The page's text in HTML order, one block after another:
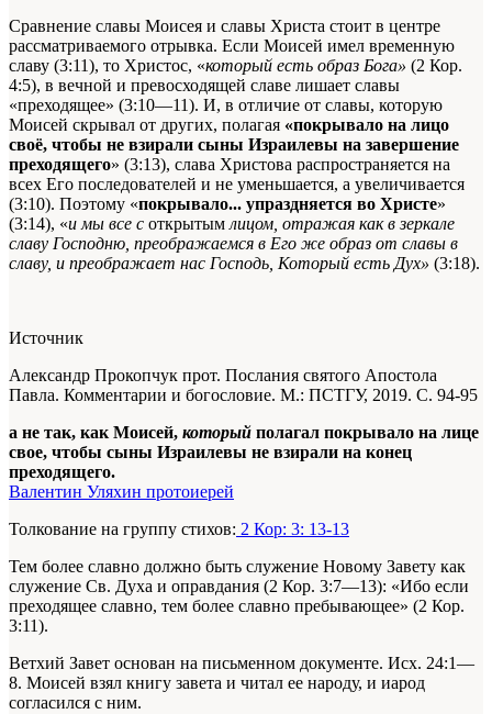
Сравнение славы Моисея и славы Христа стоит в центре
рассматриваемого отрывка. Если Моисей имел временную
славу (3:11), то Христос, «который есть образ Бога» (2 Кор.
4:5), в вечной и превосходящей славе лишает славы
«преходящее» (3:10—11). И, в отличие от славы, которую
Моисей скрывал от других, полагая «покрывало на лицо
своё, чтобы не взирали сыны Израилевы на завершение
преходящего» (3:13), слава Христова распространяется на
всех Его последователей и не уменьшается, а увеличивается
(3:10). Поэтому «покрывало... упраздняется во Христе»
(3:14), «и мы все с открытым лицом, отражая как в зеркале
славу Господню, преображаемся в Его же образ от славы в
славу, и преображает нас Господь, Который есть Дух» (3:18).
Источник
Александр Прокопчук прот. Послания святого Апостола
Павла. Комментарии и богословие. М.: ПСТГУ, 2019. С. 94-95
а не так, как Моисей, который полагал покрывало на лице
свое, чтобы сыны Израилевы не взирали на конец
преходящего.
Валентин Уляхин протоиерей
Толкование на группу стихов: 2 Кор: 3: 13-13
Тем более славно должно быть служение Новому Завету как
служение Св. Духа и оправдания (2 Кор. 3:7—13): «Ибо если
преходящее славно, тем более славно пребывающее» (2 Кор.
3:11).
Ветхий Завет основан на письменном документе. Исх. 24:1—
8. Моисей взял книгу завета и читал ее народу, и иарод
согласился с ним.